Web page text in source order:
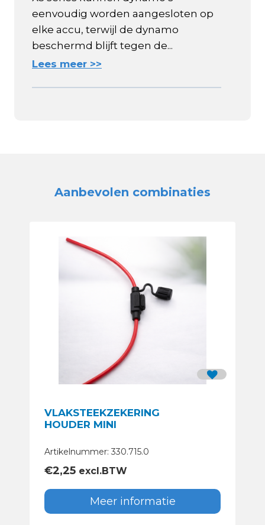
eenvoudig worden aangesloten op
elke accu, terwijl de dynamo
beschermd blijft tegen de...
Lees meer >>
Aanbevolen combinaties
VLAKSTEEKZEKERING
HOUDER MINI
Artikelnummer: 330.715.0
€2,25 excl.BTW
Meer informatie